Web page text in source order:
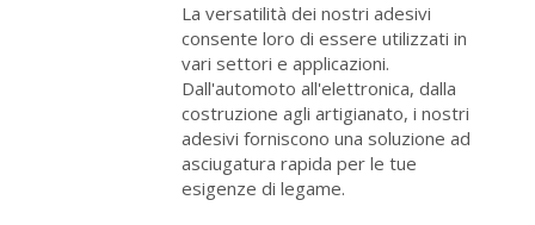
La versatilità dei nostri adesivi
consente loro di essere utilizzati in
vari settori e applicazioni.
Dall'automoto all'elettronica, dalla
costruzione agli artigianato, i nostri
adesivi forniscono una soluzione ad
asciugatura rapida per le tue
esigenze di legame.